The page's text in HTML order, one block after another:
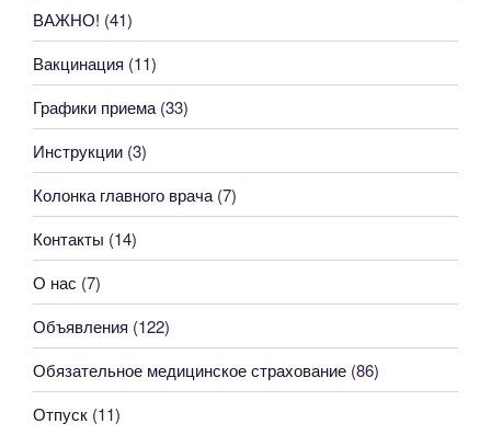
ВАЖНО! (41)
Вакцинация (11)
Графики приема (33)
Инструкции (3)
Колонка главного врача (7)
Контакты (14)
О нас (7)
Объявления (122)
Обязательное медицинское страхование (86)
Отпуск (11)